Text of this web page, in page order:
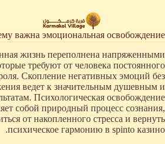
важна эмоциональная освобождение
жизнь переполнена напряженными
требуют от человека постоянного
Скопление негативных эмоций без
ведет к значительным душевным и
Психологическая освобождение
собой природный процесс сознания,
от накопленного стресса и вернуть
психическое гармонию в spinto казино.